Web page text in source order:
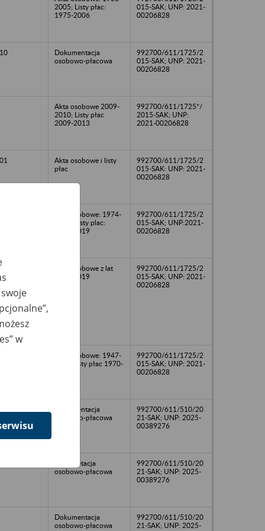
2005; Listy płac:
1975-2006
015-SAK; UNP: 2021-
00206828
Dokumentacja
osobowo-płacowa
992700/611/1725/2
015-SAK; UNP: 2021-
00206828
Akta osobowe 2009-
2010; Listy płac
2009-2013
992700/611/1725*/
2015-SAK; UNP:
2021-00206828
Akta osobowe i listy
płac
992700/611/1725/2
015-SAK: UNP: 2021-
00206828
Akta osobowe: 1974-
2011; Listy plac:
1994-2019
992700/611/1725/2
015-SAK; UNP:2021-
00206828
Akta osobowe z lat
1992-2019
992700/611/1725/2
015-SAK; UNP: 2021-
00206828
Akta osobowe: 1947-
2021; listy płac 1970-
992700/611/1725/2
015-SAK; UNP: 2021-
00206828
Dokumentacja
osobowo-płacowa
992700/611/510/20
21-SAK; UNP: 2025-
00389276
Dokumetacja
osobowo-płacowa
992700/611/510/20
21-SAK; UNP: 2025-
00389276
Dokumentacja
osobowo-płacowa
992700/611/510/20
21-SAK; UNP: 2025-
w